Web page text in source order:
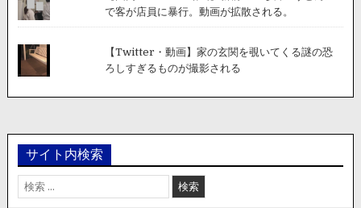
で客が店員に暴行。動画が拡散される。
【Twitter・動画】家の玄関を覗いてくる謎の恐
ろしすぎるものが撮影される
サイト内検索
検
索: